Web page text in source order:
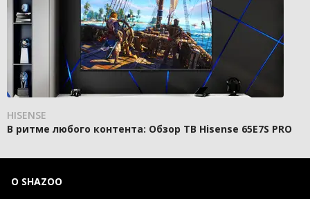
HISENSE
В ритме любого контента: Обзор ТВ Hisense 65E7S PRO
О SHAZOO